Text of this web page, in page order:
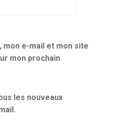
mon e-mail et mon site
mon prochain
les nouveaux